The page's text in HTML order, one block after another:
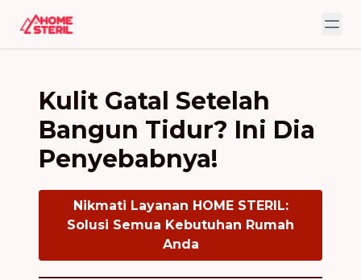
Kulit Gatal Setelah
Bangun Tidur? Ini Dia
Penyebabnya!
Nikmati Layanan HOME STERIL:
Solusi Semua Kebutuhan Rumah
Anda